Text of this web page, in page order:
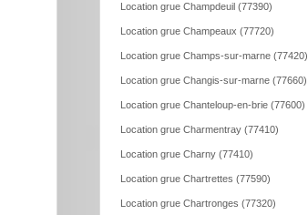
Location grue Champdeuil (77390)
Location grue Champeaux (77720)
Location grue Champs-sur-marne (77420)
Location grue Changis-sur-marne (77660)
Location grue Chanteloup-en-brie (77600)
Location grue Charmentray (77410)
Location grue Charny (77410)
Location grue Chartrettes (77590)
Location grue Chartronges (77320)